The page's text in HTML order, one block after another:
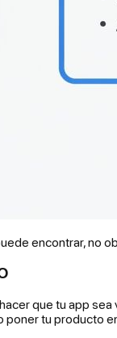
encontrar,
hacer que tu app
poner tu producto